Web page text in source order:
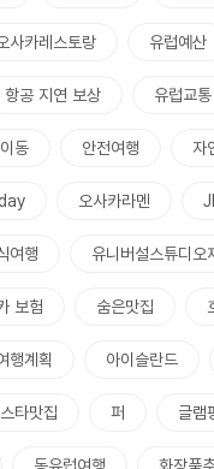
사카레스토랑 유럽예산
항공 지연 보상 유럽교통
동 안전여행 자
오사카라멘
여행 유니버설스튜디오
보험 숨은맛집
행계획 아이슬란드
타맛집 퍼 글램